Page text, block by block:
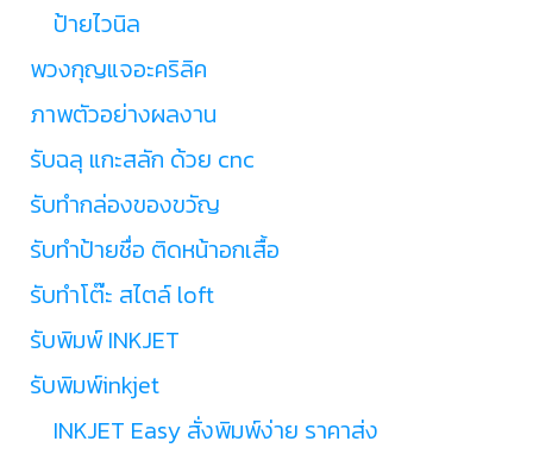
ป้ายไวนิล
พวงกุญแจอะคริลิค
ภาพตัวอย่างผลงาน
รับฉลุ แกะสลัก ด้วย cnc
รับทำกล่องของขวัญ
รับทำป้ายชื่อ ติดหน้าอกเสื้อ
รับทำโต๊ะ สไตล์ loft
รับพิมพ์ INKJET
รับพิมพ์inkjet
INKJET Easy สั่งพิมพ์ง่าย ราคาส่ง